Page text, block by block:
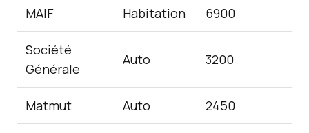
MAIF Habitation 6900
Société
Générale
Auto 3200
Matmut Auto 2450